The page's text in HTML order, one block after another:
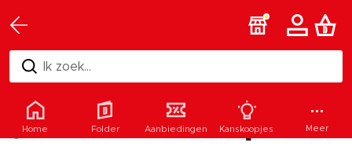
Ik zoek...
Consumentenbond roept Dirk
Home Folder Aanbiedingen Kanskoopjes Meer